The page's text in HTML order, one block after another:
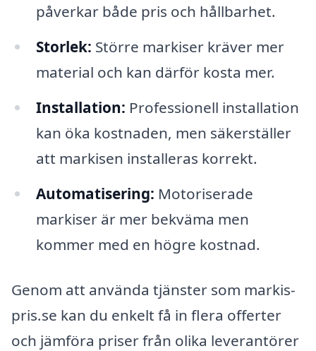
påverkar både pris och hållbarhet.
Storlek: Större markiser kräver mer
material och kan därför kosta mer.
Installation: Professionell installation
kan öka kostnaden, men säkerställer
att markisen installeras korrekt.
Automatisering: Motoriserade
markiser är mer bekväma men
kommer med en högre kostnad.
Genom att använda tjänster som markis-
pris.se kan du enkelt få in flera offerter
och jämföra priser från olika leverantörer